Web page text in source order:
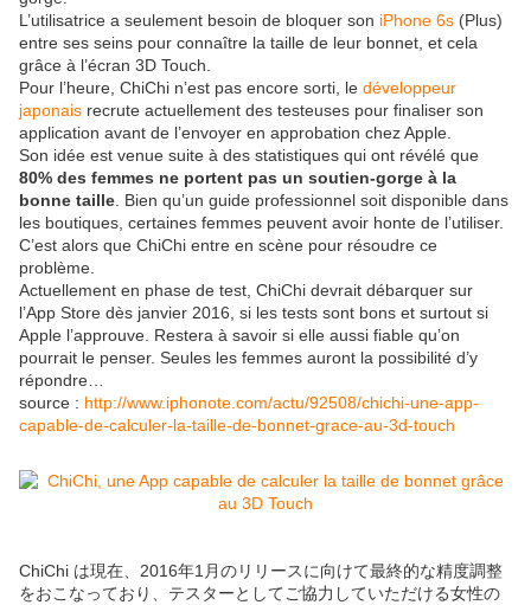
L’utilisatrice a seulement besoin de bloquer son iPhone 6s (Plus)
entre ses seins pour connaître la taille de leur bonnet, et cela
grâce à l’écran 3D Touch.
Pour l’heure, ChiChi n’est pas encore sorti, le développeur
japonais recrute actuellement des testeuses pour finaliser son
application avant de l’envoyer en approbation chez Apple.
Son idée est venue suite à des statistiques qui ont révélé que
80% des femmes ne portent pas un soutien-gorge à la
bonne taille . Bien qu’un guide professionnel soit disponible dans
les boutiques, certaines femmes peuvent avoir honte de l’utiliser.
C’est alors que ChiChi entre en scène pour résoudre ce
problème.
Actuellement en phase de test, ChiChi devrait débarquer sur
l’App Store dès janvier 2016, si les tests sont bons et surtout si
Apple l’approuve. Restera à savoir si elle aussi fiable qu’on
pourrait le penser. Seules les femmes auront la possibilité d’y
répondre…
source : http://www.iphonote.com/actu/92508/chichi-une-app-
capable-de-calculer-la-taille-de-bonnet-grace-au-3d-touch
ChiChi は現在、2016年1月のリリースに向けて最終的な精度調整
をおこなっており、テスターとしてご協力していただける女性の